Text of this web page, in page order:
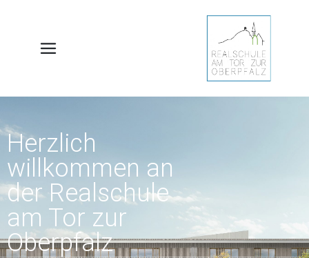
Herzlich
willkommen an
der Realschule
am Tor zur
Oberpfalz